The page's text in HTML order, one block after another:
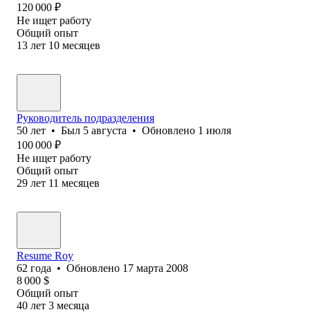
120 000 ₽
Не ищет работу
Общий опыт
13 лет 10 месяцев
Руководитель подразделения
50 лет • Был 5 августа • Обновлено 1 июля
100 000 ₽
Не ищет работу
Общий опыт
29 лет 11 месяцев
Resume Roy
62 года • Обновлено 17 марта 2008
8 000 $
Общий опыт
40 лет 3 месяца